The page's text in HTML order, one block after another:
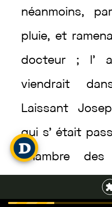
néanmoins,
pluie, et
docteur ; l’
viendrait
Laissant
qui s’ était
chambre